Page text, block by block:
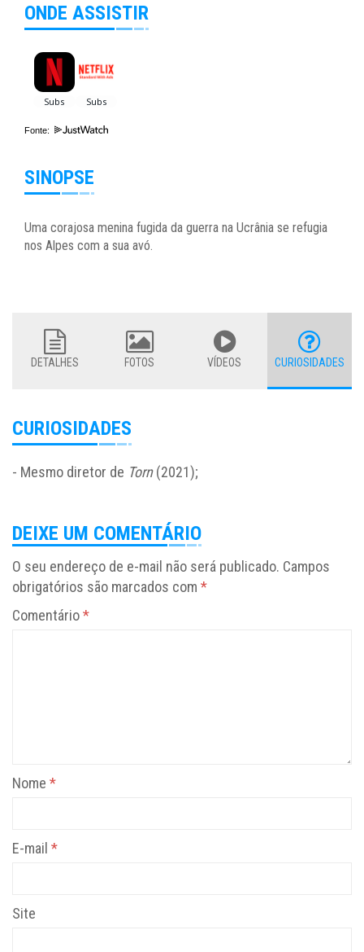
ONDE ASSISTIR
Fonte:
SINOPSE
Uma corajosa menina fugida da guerra na Ucrânia se refugia
nos Alpes com a sua avó.
DETALHES FOTOS VÍDEOS CURIOSIDADES
CURIOSIDADES
- Mesmo diretor de Torn(2021);
DEIXE UM COMENTÁRIO
O seu endereço de e-mail não será publicado. Campos
obrigatórios são marcados com *
Comentário*
Nome *
E-mail *
Site